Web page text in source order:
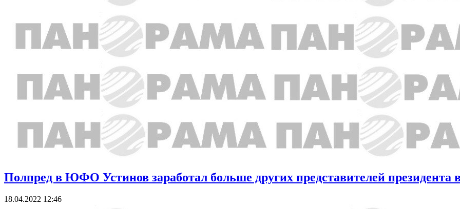
Полпред в ЮФО Устинов заработал больше других представителей президента в
18.04.2022 12:46